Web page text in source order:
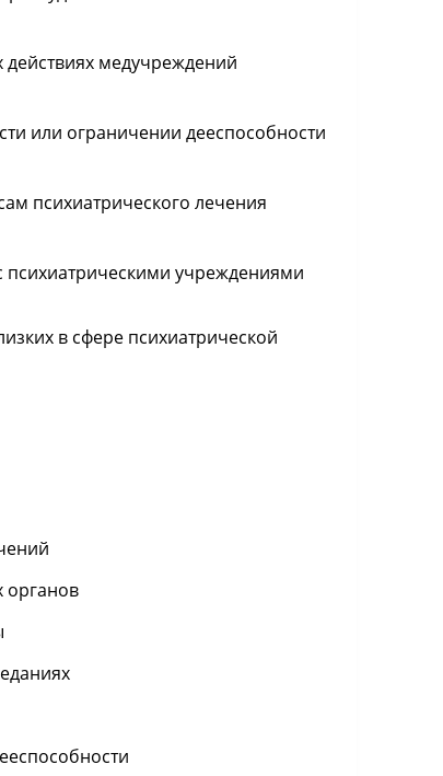
действиях медучреждений
или ограничении дееспособности
психиатрического лечения
психиатрическими учреждениями
в сфере психиатрической
органов